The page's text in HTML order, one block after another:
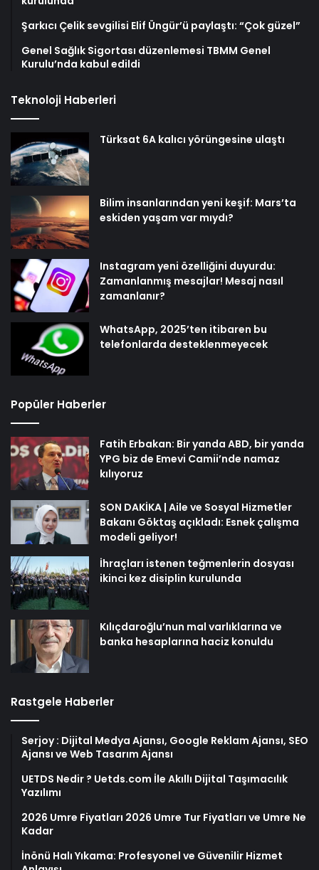
Şarkıcı Çelik sevgilisi Elif Üngür’ü paylaştı: “Çok güzel”
Genel Sağlık Sigortası düzenlemesi TBMM Genel
Kurulu’nda kabul edildi
Teknoloji Haberleri
Türksat 6A kalıcı yörüngesine ulaştı
Bilim insanlarından yeni keşif: Mars’ta
eskiden yaşam var mıydı?
Instagram yeni özelliğini duyurdu:
Zamanlanmış mesajlar! Mesaj nasıl
zamanlanır?
WhatsApp, 2025’ten itibaren bu
telefonlarda desteklenmeyecek
Popüler Haberler
Fatih Erbakan: Bir yanda ABD, bir yanda
YPG biz de Emevi Camii’nde namaz
kılıyoruz
SON DAKİKA | Aile ve Sosyal Hizmetler
Bakanı Göktaş açıkladı: Esnek çalışma
modeli geliyor!
İhraçları istenen teğmenlerin dosyası
ikinci kez disiplin kurulunda
Kılıçdaroğlu’nun mal varlıklarına ve
banka hesaplarına haciz konuldu
Rastgele Haberler
Serjoy : Dijital Medya Ajansı, Google Reklam Ajansı, SEO
Ajansı ve Web Tasarım Ajansı
UETDS Nedir ? Uetds.com İle Akıllı Dijital Taşımacılık
Yazılımı
2026 Umre Fiyatları 2026 Umre Tur Fiyatları ve Umre Ne
Kadar
İnönü Halı Yıkama: Profesyonel ve Güvenilir Hizmet